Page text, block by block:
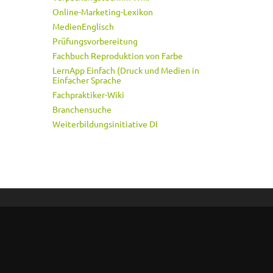
Online-Marketing-Lexikon
MedienEnglisch
Prüfungsvorbereitung
Fachbuch Reproduktion von Farbe
LernApp Einfach (Druck und Medien in
Einfacher Sprache
Fachpraktiker-Wiki
Branchensuche
Weiterbildungsinitiative DI